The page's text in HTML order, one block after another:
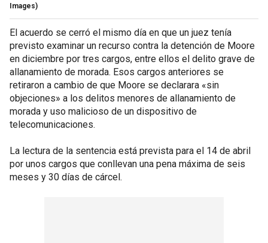
Images)
El acuerdo se cerró el mismo día en que un juez tenía
previsto examinar un recurso contra la detención de Moore
en diciembre por tres cargos, entre ellos el delito grave de
allanamiento de morada. Esos cargos anteriores se
retiraron a cambio de que Moore se declarara «sin
objeciones» a los delitos menores de allanamiento de
morada y uso malicioso de un dispositivo de
telecomunicaciones.
La lectura de la sentencia está prevista para el 14 de abril
por unos cargos que conllevan una pena máxima de seis
meses y 30 días de cárcel.